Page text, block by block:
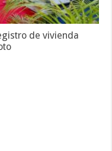
de vivienda